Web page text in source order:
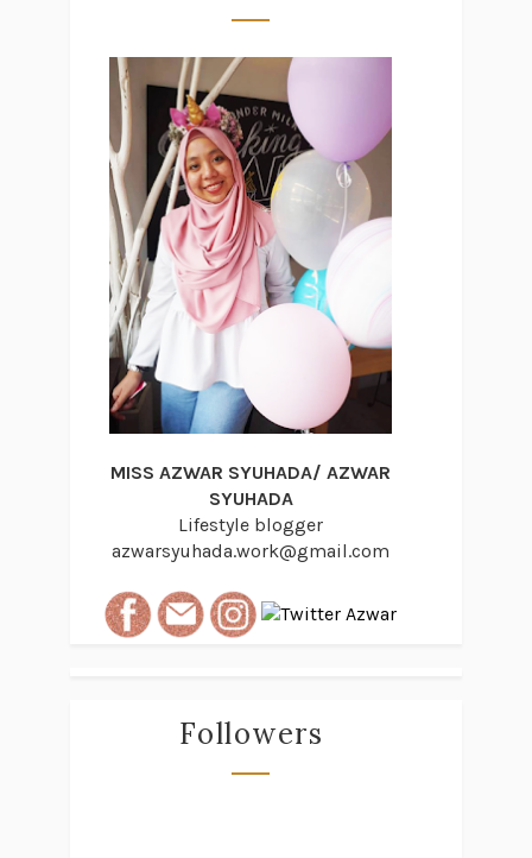
MISS AZWAR SYUHADA/ AZWAR
SYUHADA
Lifestyle blogger
azwarsyuhada.work@gmail.com
Followers